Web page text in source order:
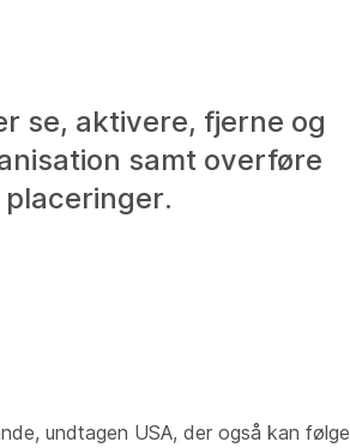
se, aktivere, fjerne og
samt overføre
undtagen USA, der også kan følge